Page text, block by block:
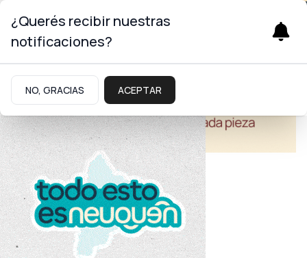
Educación
¿Querés recibir nuestras
notificaciones?
NO, GRACIAS ACEPTAR